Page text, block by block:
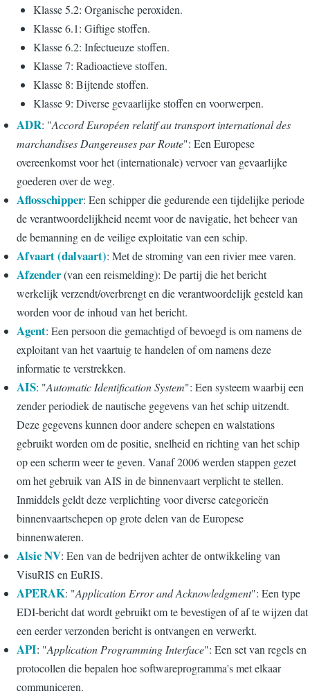
Klasse 5.2: Organische peroxiden.
Klasse 6.1: Giftige stoffen.
Klasse 6.2: Infectueuze stoffen.
Klasse 7: Radioactieve stoffen.
Klasse 8: Bijtende stoffen.
Klasse 9: Diverse gevaarlijke stoffen en voorwerpen.
ADR: "Accord Européen relatif au transport international des
marchandises Dangereuses par Route": Een Europese
overeenkomst voor het (internationale) vervoer van gevaarlijke
goederen over de weg.
Aflosschipper: Een schipper die gedurende een tijdelijke periode
de verantwoordelijkheid neemt voor de navigatie, het beheer van
de bemanning en de veilige exploitatie van een schip.
Afvaart (dalvaart): Met de stroming van een rivier mee varen.
Afzender(van een reismelding): De partij die het bericht
werkelijk verzendt/overbrengt en die verantwoordelijk gesteld kan
worden voor de inhoud van het bericht.
Agent: Een persoon die gemachtigd of bevoegd is om namens de
exploitant van het vaartuig te handelen of om namens deze
informatie te verstrekken.
AIS: "Automatic Identification System": Een systeem waarbij een
zender periodiek de nautische gegevens van het schip uitzendt.
Deze gegevens kunnen door andere schepen en walstations
gebruikt worden om de positie, snelheid en richting van het schip
op een scherm weer te geven. Vanaf 2006 werden stappen gezet
om het gebruik van AIS in de binnenvaart verplicht te stellen.
Inmiddels geldt deze verplichting voor diverse categorieën
binnenvaartschepen op grote delen van de Europese
binnenwateren.
Alsic NV: Een van de bedrijven achter de ontwikkeling van
VisuRIS en EuRIS.
APERAK: "Application Error and Acknowledgment": Een type
EDI-bericht dat wordt gebruikt om te bevestigen of af te wijzen dat
een eerder verzonden bericht is ontvangen en verwerkt.
API: "Application Programming Interface": Een set van regels en
protocollen die bepalen hoe softwareprogramma's met elkaar
communiceren.